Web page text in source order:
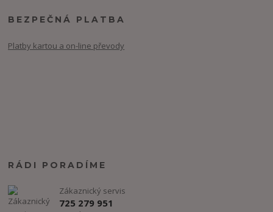
BEZPEČNÁ PLATBA
Platby kartou a on-line převody
RÁDI PORADÍME
Zákaznický servis
725 279 951